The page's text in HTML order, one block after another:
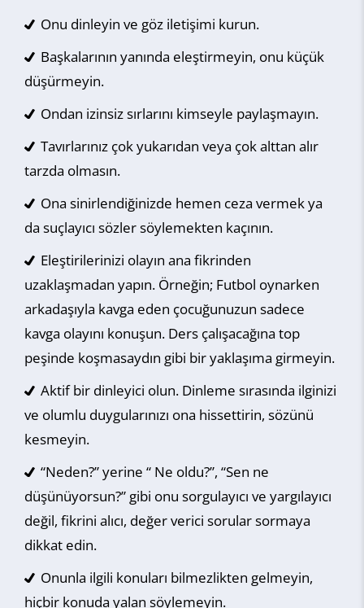
Onu dinleyin ve göz iletişimi kurun.
Başkalarının yanında eleştirmeyin, onu küçük
düşürmeyin.
Ondan izinsiz sırlarını kimseyle paylaşmayın.
Tavırlarınız çok yukarıdan veya çok alttan alır
tarzda olmasın.
Ona sinirlendiğinizde hemen ceza vermek ya
da suçlayıcı sözler söylemekten kaçının.
Eleştirilerinizi olayın ana fikrinden
uzaklaşmadan yapın. Örneğin; Futbol oynarken
arkadaşıyla kavga eden çocuğunuzun sadece
kavga olayını konuşun. Ders çalışacağına top
peşinde koşmasaydın gibi bir yaklaşıma girmeyin.
Aktif bir dinleyici olun. Dinleme sırasında ilginizi
ve olumlu duygularınızı ona hissettirin, sözünü
kesmeyin.
“Neden?” yerine “ Ne oldu?”, “Sen ne
düşünüyorsun?” gibi onu sorgulayıcı ve yargılayıcı
değil, fikrini alıcı, değer verici sorular sormaya
dikkat edin.
Onunla ilgili konuları bilmezlikten gelmeyin,
hiçbir konuda yalan söylemeyin.